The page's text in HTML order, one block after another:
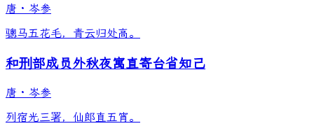
唐 · 岑参
骢马五花毛，青云归处高。
和刑部成员外秋夜寓直寄台省知己
唐 · 岑参
列宿光三署，仙郎直五宵。